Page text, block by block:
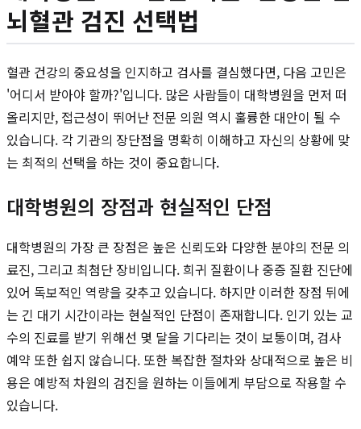
뇌혈관 검진 선택법
혈관 건강의 중요성을 인지하고 검사를 결심했다면, 다음 고민은
'어디서 받아야 할까?'입니다. 많은 사람들이 대학병원을 먼저 떠
올리지만, 접근성이 뛰어난 전문 의원 역시 훌륭한 대안이 될 수
있습니다. 각 기관의 장단점을 명확히 이해하고 자신의 상황에 맞
는 최적의 선택을 하는 것이 중요합니다.
대학병원의 장점과 현실적인 단점
대학병원의 가장 큰 장점은 높은 신뢰도와 다양한 분야의 전문 의
료진, 그리고 최첨단 장비입니다. 희귀 질환이나 중증 질환 진단에
있어 독보적인 역량을 갖추고 있습니다. 하지만 이러한 장점 뒤에
는 긴 대기 시간이라는 현실적인 단점이 존재합니다. 인기 있는 교
수의 진료를 받기 위해선 몇 달을 기다리는 것이 보통이며, 검사
예약 또한 쉽지 않습니다. 또한 복잡한 절차와 상대적으로 높은 비
용은 예방적 차원의 검진을 원하는 이들에게 부담으로 작용할 수
있습니다.